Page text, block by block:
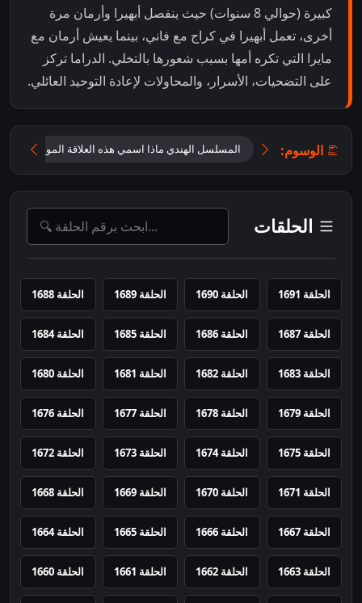
كبيرة (حوالي 8 سنوات) حيث ينفصل أبهيرا وأرمان مرة
أخرى، تعمل أبهيرا في كراج مع فاني، بينما يعيش أرمان مع
مايرا التي تكره أمها بسبب شعورها بالتخلي. الدراما تركز
على التضحيات، الأسرار، والمحاولات لإعادة التوحيد العائلي.
الوسوم: المسلسل الهندي ماذا اسمي هذه العلاقة الموسم الثاني
الحلقات
الحلقة 1691 الحلقة 1690 الحلقة 1689 الحلقة 1688
الحلقة 1687 الحلقة 1686 الحلقة 1685 الحلقة 1684
الحلقة 1683 الحلقة 1682 الحلقة 1681 الحلقة 1680
الحلقة 1679 الحلقة 1678 الحلقة 1677 الحلقة 1676
الحلقة 1675 الحلقة 1674 الحلقة 1673 الحلقة 1672
الحلقة 1671 الحلقة 1670 الحلقة 1669 الحلقة 1668
الحلقة 1667 الحلقة 1666 الحلقة 1665 الحلقة 1664
الحلقة 1663 الحلقة 1662 الحلقة 1661 الحلقة 1660